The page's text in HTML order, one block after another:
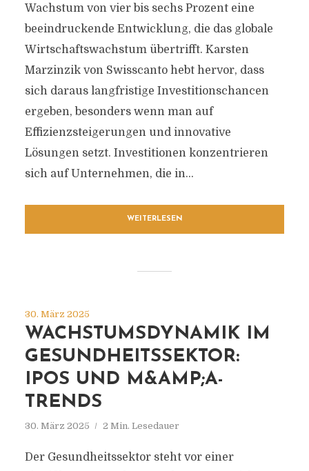
Wachstum von vier bis sechs Prozent eine
beeindruckende Entwicklung, die das globale
Wirtschaftswachstum übertrifft. Karsten
Marzinzik von Swisscanto hebt hervor, dass
sich daraus langfristige Investitionschancen
ergeben, besonders wenn man auf
Effizienzsteigerungen und innovative
Lösungen setzt. Investitionen konzentrieren
sich auf Unternehmen, die in...
WEITERLESEN
30. März 2025
WACHSTUMSDYNAMIK IM
GESUNDHEITSSEKTOR:
IPOS UND M&AMP;A-
TRENDS
30. März 2025 2 Min. Lesedauer
Der Gesundheitssektor steht vor einer